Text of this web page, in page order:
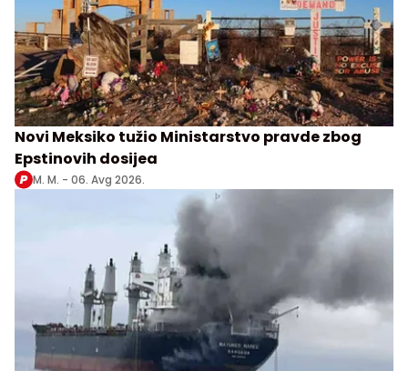
Novi Meksiko tužio Ministarstvo pravde zbog
Epstinovih dosijea
M. M. - 06. Avg 2026.